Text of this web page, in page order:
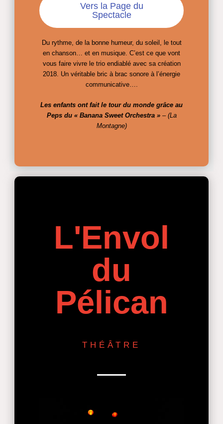
Vers la Page du
Spectacle
Du rythme, de la bonne humeur, du soleil, le tout
en chanson… et en musique. C’est ce que vont
vous faire vivre le trio endiablé avec sa création
2018. Un véritable bric à brac sonore à l’énergie
communicative….
Les enfants ont fait le tour du monde grâce au
Peps du « Banana Sweet Orchestra » – (La
Montagne)
L'Envol
du
Pélican
THÉÂTRE